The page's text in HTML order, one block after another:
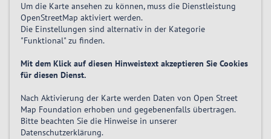
Um die Karte ansehen zu können, muss die Dienstleistung
OpenStreetMap aktiviert werden.
Die Einstellungen sind alternativ in der Kategorie
"Funktional" zu finden.
Mit dem Klick auf diesen Hinweistext akzeptieren Sie Cookies
für diesen Dienst.
Nach Aktivierung der Karte werden Daten von Open Street
Map Foundation erhoben und gegebenenfalls übertragen.
Bitte beachten Sie die Hinweise in unserer
Datenschutzerklärung.